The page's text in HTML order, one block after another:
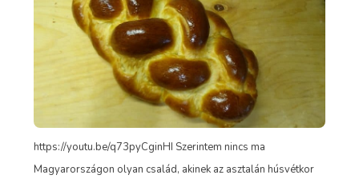
https://youtu.be/q73pyCginHI Szerintem nincs ma
Magyarországon olyan család, akinek az asztalán húsvétkor